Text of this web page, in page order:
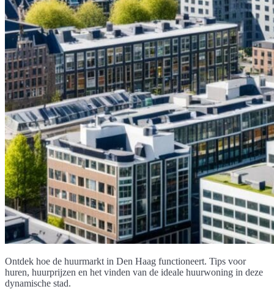
Ontdek hoe de huurmarkt in Den Haag functioneert. Tips voor
huren, huurprijzen en het vinden van de ideale huurwoning in deze
dynamische stad.